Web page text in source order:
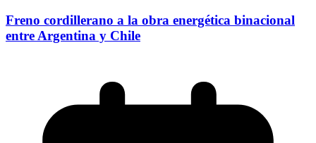
Freno cordillerano a la obra energética binacional
entre Argentina y Chile